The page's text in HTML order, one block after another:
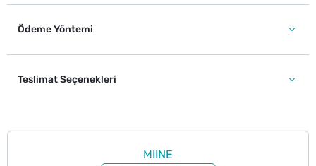
Ödeme Yöntemi
Teslimat Seçenekleri
MIINE